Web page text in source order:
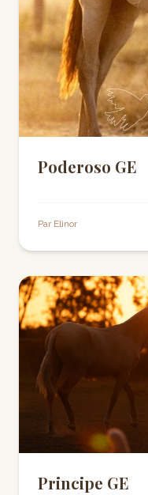
Poderoso GE
Par Elinor
Principe GE